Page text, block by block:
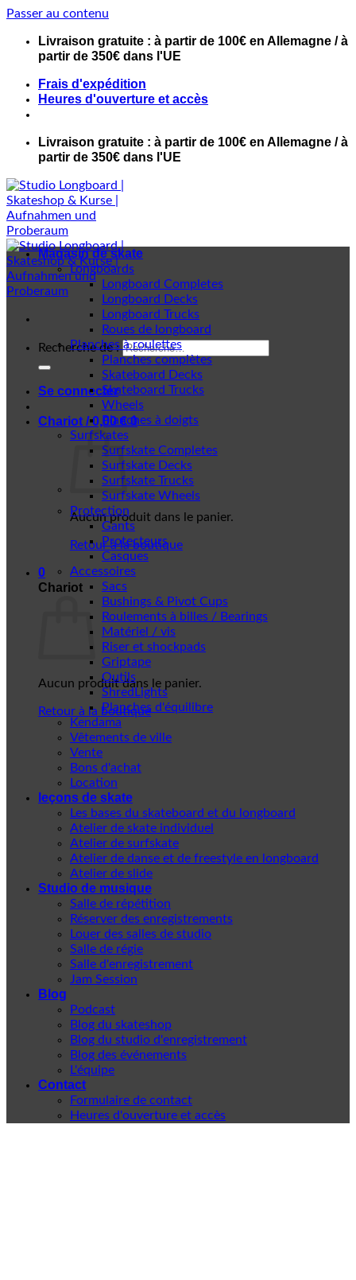
Passer au contenu
Livraison gratuite : à partir de 100€ en Allemagne / à
partir de 350€ dans l'UE
Frais d'expédition
Heures d'ouverture et accès
Livraison gratuite : à partir de 100€ en Allemagne / à
partir de 350€ dans l'UE
Recherche de :
Se connecter
Chariot /0,00€ 0
Aucun produit dans le panier.
Retour à la boutique
0
Chariot
Aucun produit dans le panier.
Retour à la boutique
Magasin de skate
Longboards
Longboard Completes
Longboard Decks
Longboard Trucks
Roues de longboard
Planches à roulettes
Planches complètes
Skateboard Decks
Skateboard Trucks
Wheels
Planches à doigts
Surfskates
Surfskate Completes
Surfskate Decks
Surfskate Trucks
Surfskate Wheels
Protection
Gants
Protecteurs
Casques
Accessoires
Sacs
Bushings & Pivot Cups
Roulements à billes / Bearings
Matériel / vis
Riser et shockpads
Griptape
Outils
ShredLights
Planches d'équilibre
Kendama
Vêtements de ville
Vente
Bons d'achat
Location
leçons de skate
Les bases du skateboard et du longboard
Atelier de skate individuel
Atelier de surfskate
Atelier de danse et de freestyle en longboard
Atelier de slide
Studio de musique
Salle de répétition
Réserver des enregistrements
Louer des salles de studio
Salle de régie
Salle d'enregistrement
Jam Session
Blog
Podcast
Blog du skateshop
Blog du studio d'enregistrement
Blog des événements
L'équipe
Contact
Formulaire de contact
Heures d'ouverture et accès